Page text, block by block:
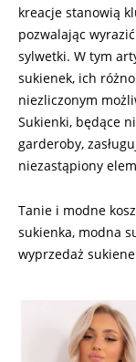
kreacje stanowią
pozwalając
sylwetki. W tym
sukienek, ich
niezliczonym
Sukienki, będące
garderoby,
niezastąpiony
Tanie i modne
sukienka, modna
wyprzedaż